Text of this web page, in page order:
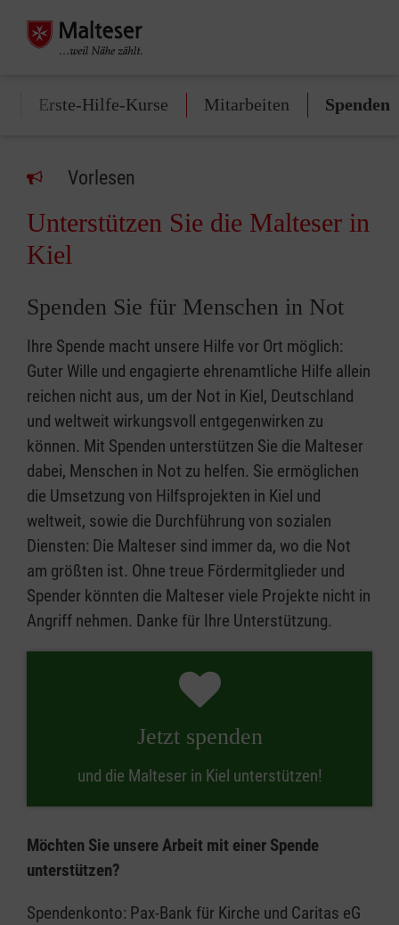
Erste-Hilfe-Kurse Mitarbeiten Spenden
Vorlesen
Unterstützen Sie die Malteser in
Kiel
Spenden Sie für Menschen in Not
Ihre Spende macht unsere Hilfe vor Ort möglich:
Guter Wille und engagierte ehrenamtliche Hilfe allein
reichen nicht aus, um der Not in Kiel, Deutschland
und weltweit wirkungsvoll entgegenwirken zu
können. Mit Spenden unterstützen Sie die Malteser
dabei, Menschen in Not zu helfen. Sie ermöglichen
die Umsetzung von Hilfsprojekten in Kiel und
weltweit, sowie die Durchführung von sozialen
Diensten: Die Malteser sind immer da, wo die Not
am größten ist. Ohne treue Fördermitglieder und
Spender könnten die Malteser viele Projekte nicht in
Angriff nehmen. Danke für Ihre Unterstützung.
Jetzt spenden
und die Malteser in Kiel unterstützen!
Möchten Sie unsere Arbeit mit einer Spende
unterstützen?
Spendenkonto: Pax-Bank für Kirche und Caritas eG